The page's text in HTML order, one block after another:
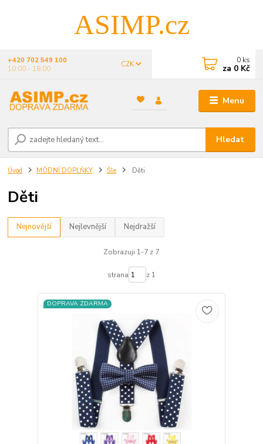
ASIMP.cz
Menu
CZK
Hledat
+420 702 549 100
10:00 - 18:00
0 ks
za 0 Kč
Úvod MÓDNÍ DOPLŇKY Šle Děti
Děti
Nejnovější Nejlevnější Nejdražší
Zobrazuji 1-7 z 7
strana z 1
DOPRAVA ZDARMA